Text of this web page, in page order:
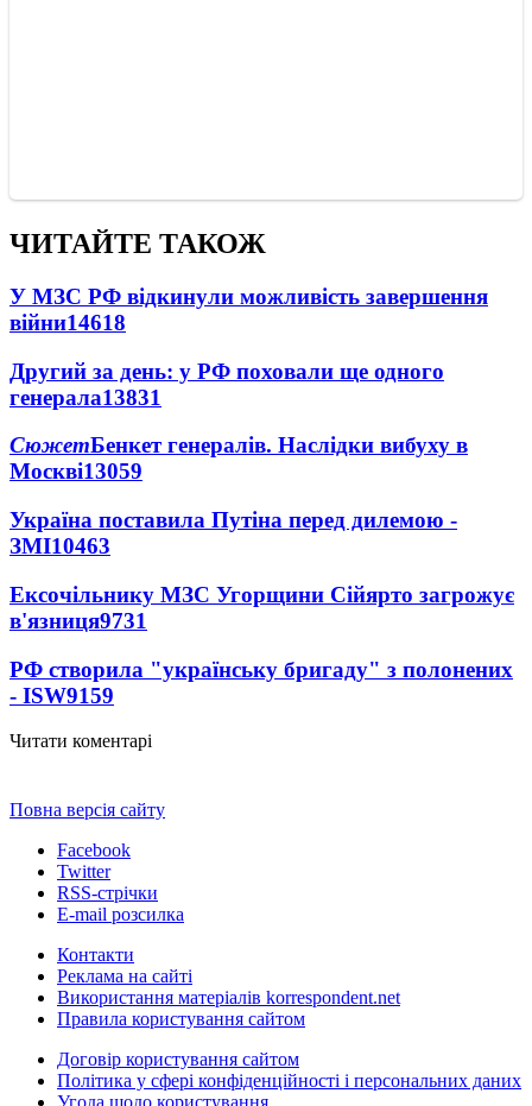
ЧИТАЙТЕ ТАКОЖ
У МЗС РФ відкинули можливість завершення
війни14618
Другий за день: у РФ поховали ще одного
генерала13831
СюжетБенкет генералів. Наслідки вибуху в
Москві13059
Україна поставила Путіна перед дилемою -
ЗМІ10463
Ексочільнику МЗС Угорщини Сійярто загрожує
в'язниця9731
РФ створила "українську бригаду" з полонених
- ISW9159
Читати коментарі
Повна версія сайту
Facebook
Twitter
RSS-стрічки
E-mail розсилка
Контакти
Реклама на сайті
Використання матеріалів korrespondent.net
Правила користування сайтом
Договір користування сайтом
Політика у сфері конфіденційності і персональних даних